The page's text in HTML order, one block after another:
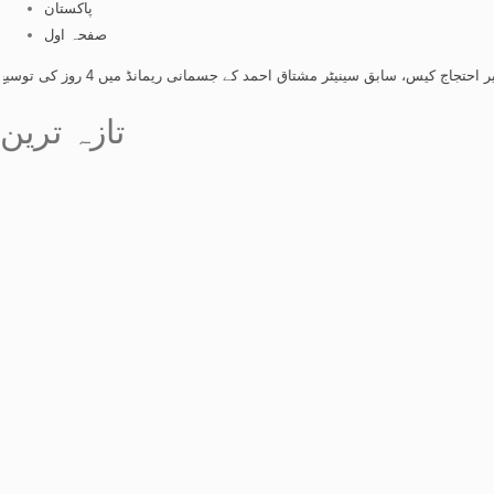
پاکستان
صفحہ اول
سابق سینیٹر مشتاق احمد کے جسمانی ریمانڈ میں 4 روز کی توسیع -کشمیر
تازہ ترین